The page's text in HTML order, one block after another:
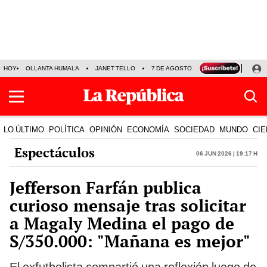
HOY OLLANTA HUMALA JANET TELLO 7 DE AGOSTO TINKA RESULTADOS
LO ÚLTIMO POLÍTICA OPINIÓN ECONOMÍA SOCIEDAD MUNDO
Espectáculos 06 Jun 2026 | 19:17 h
Jefferson Farfán publica
curioso mensaje tras solicitar
a Magaly Medina el pago de
S/350.000: "Mañana es mejor"